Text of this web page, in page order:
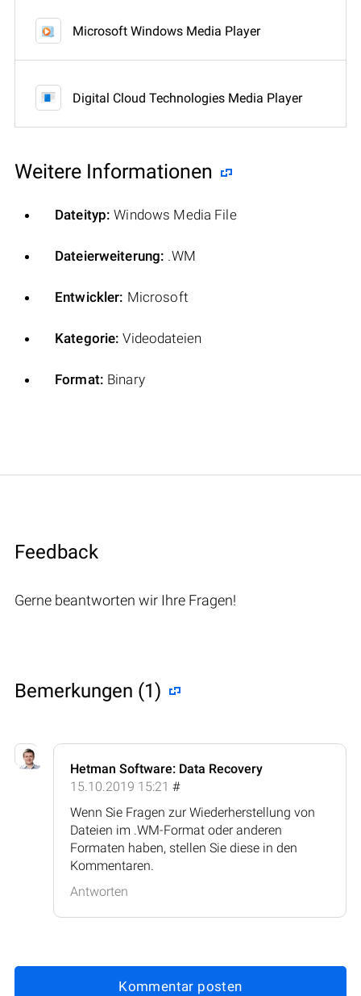
Microsoft Windows Media Player
Digital Cloud Technologies Media Player
Weitere Informationen
Dateityp: Windows Media File
Dateierweiterung: .WM
Entwickler: Microsoft
Kategorie: Videodateien
Format: Binary
Feedback
Gerne beantworten wir Ihre Fragen!
Bemerkungen (1)
Hetman Software: Data Recovery
15.10.2019 15:21 #
Wenn Sie Fragen zur Wiederherstellung von
Dateien im .WM-Format oder anderen
Formaten haben, stellen Sie diese in den
Kommentaren.
Antworten
Kommentar posten